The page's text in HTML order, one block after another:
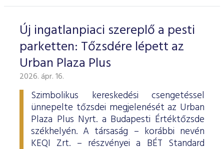
Új ingatlanpiaci szereplő a pesti
parketten: Tőzsdére lépett az
Urban Plaza Plus
2026. ápr. 16.
Szimbolikus kereskedési csengetéssel
ünnepelte tőzsdei megjelenését az Urban
Plaza Plus Nyrt. a Budapesti Értéktőzsde
székhelyén. A társaság – korábbi nevén
KEQI Zrt. – részvényei a BÉT Standard